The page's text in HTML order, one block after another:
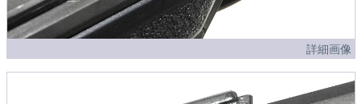
詳細画像